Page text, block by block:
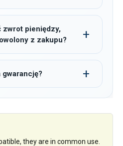
zwrot pieniędzy,
z zakupu?
they are in common use.